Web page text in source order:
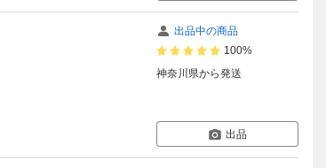
出品中の商品
100%
神奈川県から発送
出品